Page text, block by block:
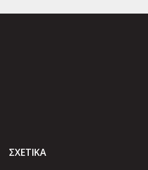
ΣΧΕΤΙΚΑ